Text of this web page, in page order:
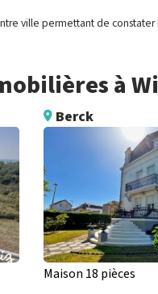
ville permettant de
à
Berck
Maison 18 pièces